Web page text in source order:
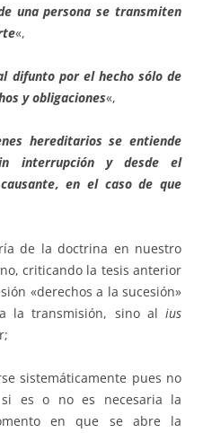
una persona se transmiten
«,
difunto por el hecho sólo de
y obligaciones«,
hereditarios se entiende
interrupción y desde el
en el caso de que
de la doctrina en nuestro
criticando la tesis anterior
«derechos a la sucesión»
la transmisión, sino al ius
sistemáticamente pues no
es o no es necesaria la
en que se abre la